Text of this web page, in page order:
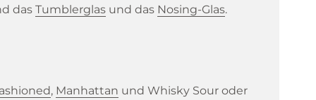
das Tumblerglas und das Nosing-Glas.
, Manhattan und Whisky Sour oder